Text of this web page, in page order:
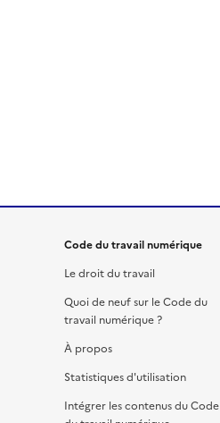
Code du travail numérique
Le droit du travail
Quoi de neuf sur le Code du
travail numérique ?
À propos
Statistiques d'utilisation
Intégrer les contenus du Code